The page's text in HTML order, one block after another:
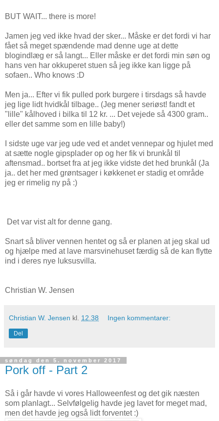
BUT WAIT... there is more!
Jamen jeg ved ikke hvad der sker... Måske er det fordi vi har
fået så meget spændende mad denne uge at dette
blogindlæg er så langt... Eller måske er det fordi min søn og
hans ven har okkuperet stuen så jeg ikke kan ligge på
sofaen.. Who knows :D
Men ja... Efter vi fik pulled pork burgere i tirsdags så havde
jeg lige lidt hvidkål tilbage.. (Jeg mener seriøst! fandt et
"lille" kålhoved i bilka til 12 kr. ... Det vejede så 4300 gram..
eller det samme som en lille baby!)
I sidste uge var jeg ude ved et andet vennepar og hjulet med
at sætte nogle gipsplader op og her fik vi brunkål til
aftensmad.. bortset fra at jeg ikke vidste det hed brunkål (Ja
ja.. det her med grøntsager i køkkenet er stadig et område
jeg er rimelig ny på :)
Det var vist alt for denne gang.
Snart så bliver vennen hentet og så er planen at jeg skal ud
og hjælpe med at lave marsvinehuset færdig så de kan flytte
ind i deres nye luksusvilla.
Christian W. Jensen
Christian W. Jensen kl. 12.38 Ingen kommentarer:
Del
søndag den 5. november 2017
Pork off - Part 2
Så i går havde vi vores Halloweenfest og det gik næsten
som planlagt... Selvfølgelig havde jeg lavet for meget mad,
men det havde jeg også lidt forventet :)